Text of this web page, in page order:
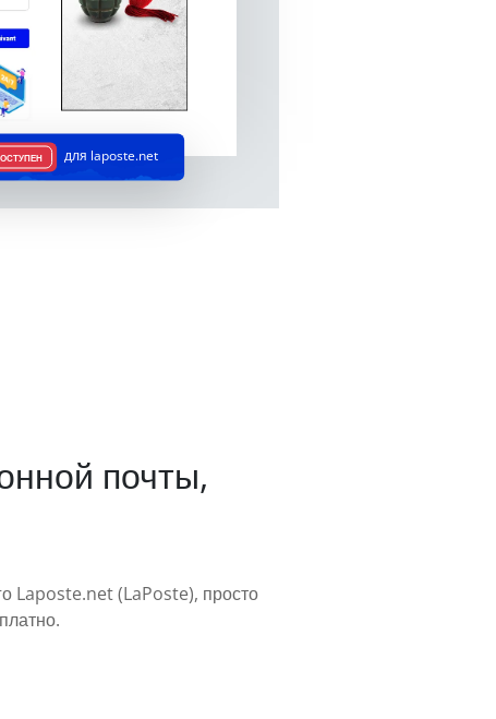
для laposte.net
почты,
Laposte.net (LaPoste), просто